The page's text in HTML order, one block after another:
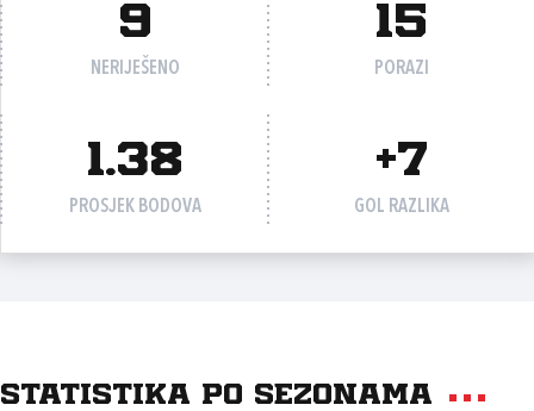
9
NERIJEŠENO
15
PORAZI
1.38
PROSJEK BODOVA
+7
GOL RAZLIKA
Statistika po sezonama